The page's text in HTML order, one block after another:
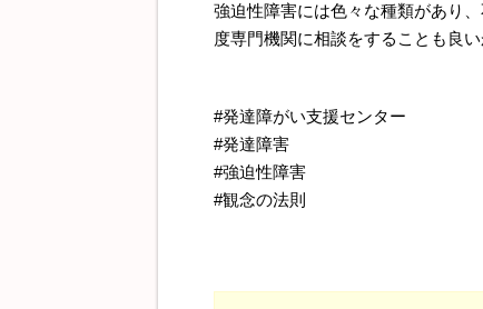
強迫性障害には色々な種類があり
度専門機関に相談をすることも良い
#発達障がい支援センター
#発達障害
#強迫性障害
#観念の法則